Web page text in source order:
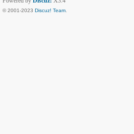
© 2001-2023 Discuz! Team